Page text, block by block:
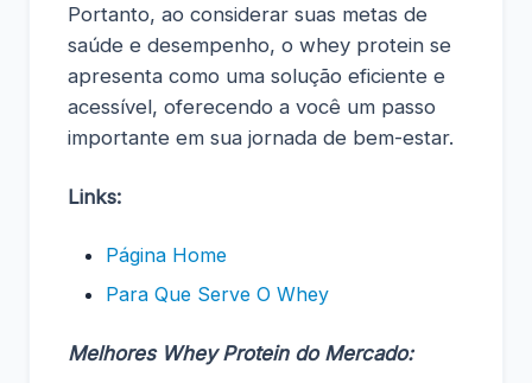
Portanto, ao considerar suas metas de
saúde e desempenho, o whey protein se
apresenta como uma solução eficiente e
acessível, oferecendo a você um passo
importante em sua jornada de bem-estar.
Links:
Página Home
Para Que Serve O Whey
Melhores Whey Protein do Mercado: